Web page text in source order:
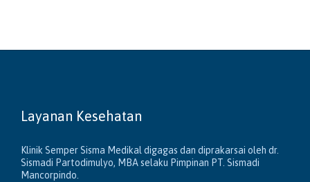
Layanan Kesehatan
Klinik Semper Sisma Medikal digagas dan diprakarsai oleh dr.
Sismadi Partodimulyo, MBA selaku Pimpinan PT. Sismadi
Mancorpindo.